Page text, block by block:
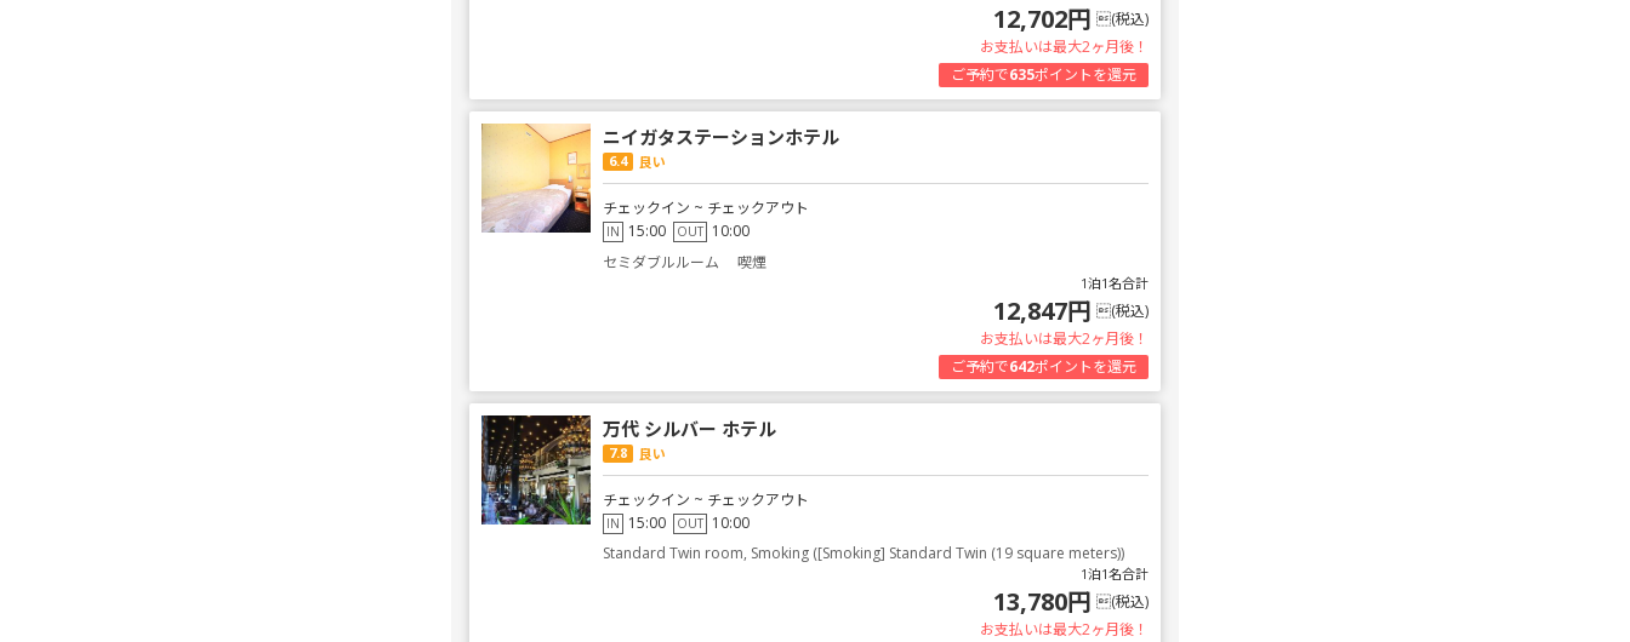
12,702円 (税込)
お支払いは最大2ヶ月後！
ご予約で635ポイントを還元
ニイガタステーションホテル
6.4 良い
チェックイン ~ チェックアウト
IN 15:00 OUT 10:00
セミダブルルーム 喫煙
1泊1名合計
12,847円 (税込)
お支払いは最大2ヶ月後！
ご予約で642ポイントを還元
万代 シルバー ホテル
7.8 良い
チェックイン ~ チェックアウト
IN 15:00 OUT 10:00
Standard Twin room, Smoking ([Smoking] Standard Twin (19 square meters))
1泊1名合計
13,780円 (税込)
お支払いは最大2ヶ月後！